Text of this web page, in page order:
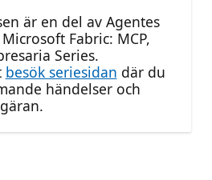
är en del av Agentes
Fabric: MCP,
Series.
besök seriesidan där du
händelser och